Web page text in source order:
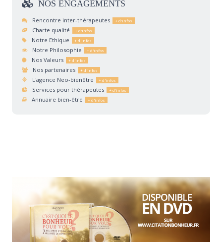
NOS ENGAGEMENTS
Rencontre inter-thérapeutes
Charte qualité
Notre Ethique
Notre Philosophie
Nos Valeurs
Nos partenaires
L'agence Neo-bienêtre
Services pour thérapeutes
Annuaire bien-être